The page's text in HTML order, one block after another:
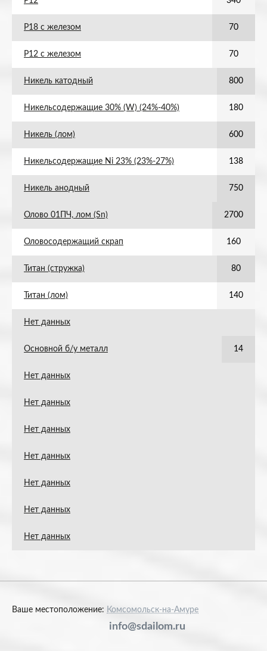
Р18 с железом 70
Р12 с железом 70
Никель катодный 800
Никельсодержащие 30% (W) (24%-40%) 180
Никель (лом) 600
Никельсодержащие Ni 23% (23%-27%) 138
Никель анодный 750
Олово 01ПЧ, лом (Sn) 2700
Оловосодержащий скрап 160
Титан (стружка) 80
Титан (лом) 140
Нет данных
Основной б/у металл 14
Нет данных
Нет данных
Нет данных
Нет данных
Нет данных
Нет данных
Нет данных
Ваше местоположение: Комсомольск-на-Амуре
info@sdailom.ru